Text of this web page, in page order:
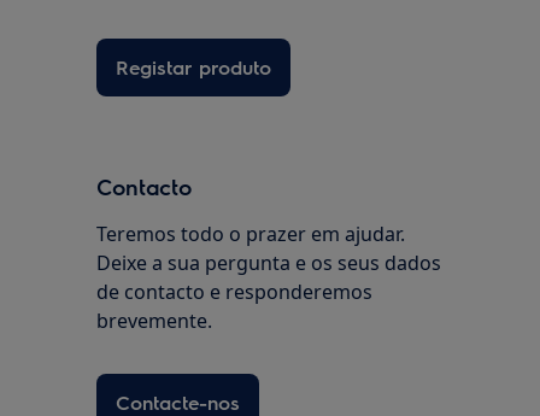
Registar produto
Contacto
Teremos todo o prazer em ajudar.
Deixe a sua pergunta e os seus dados
de contacto e responderemos
brevemente.
Contacte-nos